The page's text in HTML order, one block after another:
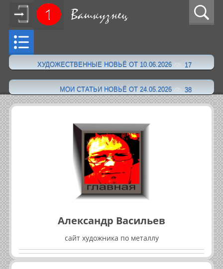
ХУДОЖЕСТВЕННЫЕ НОВЬЁ ОТ 10.06.2026 17
МОИ СТАТЬИ НОВЬЁ ОТ 24.05.2026 38
Александр Васильев
сайт художника по металлу